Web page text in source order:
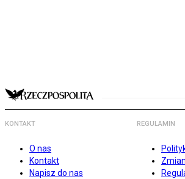
KONTAKT
O nas
Kontakt
Napisz do nas
REGULAMIN